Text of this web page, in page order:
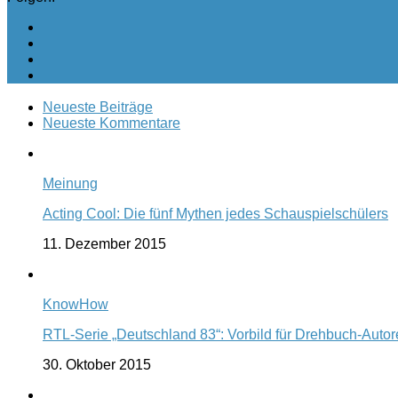
Neueste Beiträge
Neueste Kommentare
Meinung
Acting Cool: Die fünf Mythen jedes Schauspielschülers
11. Dezember 2015
KnowHow
RTL-Serie „Deutschland 83“: Vorbild für Drehbuch-
30. Oktober 2015